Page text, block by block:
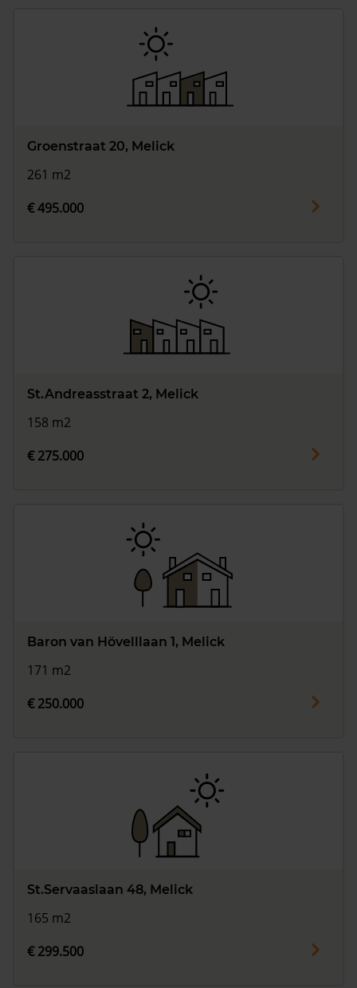
Groenstraat 20, Melick
261 m2
€ 495.000
St.Andreasstraat 2, Melick
158 m2
€ 275.000
Baron van Hövelllaan 1, Melick
171 m2
€ 250.000
St.Servaaslaan 48, Melick
165 m2
€ 299.500